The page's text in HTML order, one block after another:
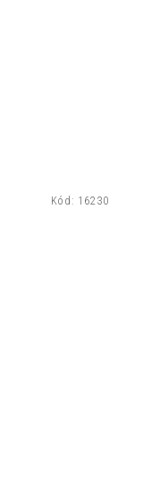
Kód: 16230